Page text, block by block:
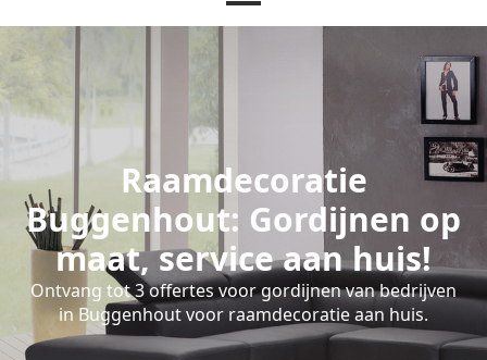
Raamdecoratie
Buggenhout: Gordijnen op
maat, service aan huis!
Ontvang tot 3 offertes voor gordijnen van bedrijven
in Buggenhout voor raamdecoratie aan huis.